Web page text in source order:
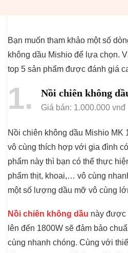
Bạn muốn tham khảo một số
không dầu Mishio để lựa chọn.
top 5 sản phẩm được đánh giá
1 Nồi chiên không
Giá bán: 1.000.000 vnđ
Nồi chiên không dầu Mishio MK
vô cùng thích hợp với gia đình
phẩm này thì bạn có thể thực
phẩm thịt, khoai,… vô cùng
một số lượng dầu mỡ vô cùng
Nồi chiên không dầu này được
lên đến 1800W sẽ đảm bảo
cùng nhanh chóng. Cùng với